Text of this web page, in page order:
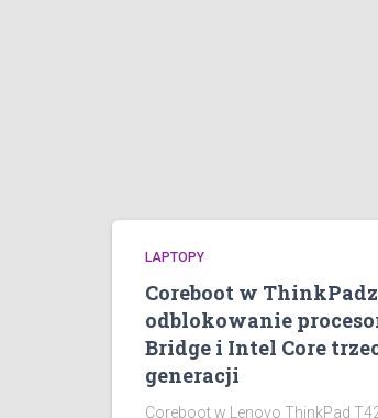
LAPTOPY
Coreboot w
odblokowanie
Bridge i Intel Core
generacji
Coreboot w Lenovo ThinkPad